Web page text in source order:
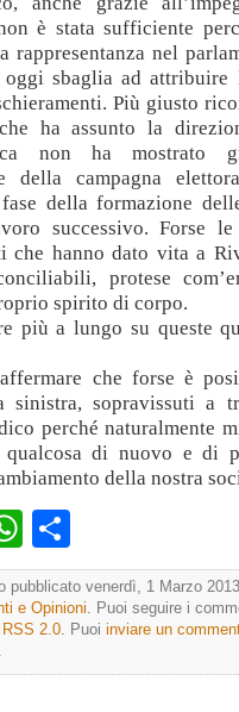
è stata sufficiente
rappresentanza nel
sbaglia ad attribuire
Più giusto
ha assunto la
non ha mostrato
della campagna
della formazione
successivo. Forse
che hanno dato vita a
protese
spirito di corpo.
più a lungo su queste
che forse è
sinistra, sopravissuti a
perché naturalmente
qualcosa di nuovo e di
della nostra
WhatsApp
pubblicato venerdì, 1 Marzo
e Opinioni . Puoi seguire i
RSS 2.0 . Puoi inviare un